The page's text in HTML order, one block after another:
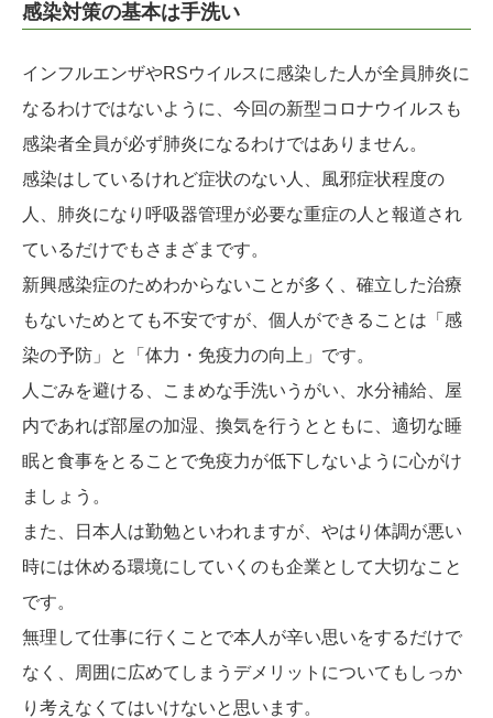
感染対策の基本は手洗い
インフルエンザやRSウイルスに感染した人が全員肺炎に
なるわけではないように、今回の新型コロナウイルスも
感染者全員が必ず肺炎になるわけではありません。
感染はしているけれど症状のない人、風邪症状程度の
人、肺炎になり呼吸器管理が必要な重症の人と報道され
ているだけでもさまざまです。
新興感染症のためわからないことが多く、確立した治療
もないためとても不安ですが、個人ができることは「感
染の予防」と「体力・免疫力の向上」です。
人ごみを避ける、こまめな手洗いうがい、水分補給、屋
内であれば部屋の加湿、換気を行うとともに、適切な睡
眠と食事をとることで免疫力が低下しないように心がけ
ましょう。
また、日本人は勤勉といわれますが、やはり体調が悪い
時には休める環境にしていくのも企業として大切なこと
です。
無理して仕事に行くことで本人が辛い思いをするだけで
なく、周囲に広めてしまうデメリットについてもしっか
り考えなくてはいけないと思います。